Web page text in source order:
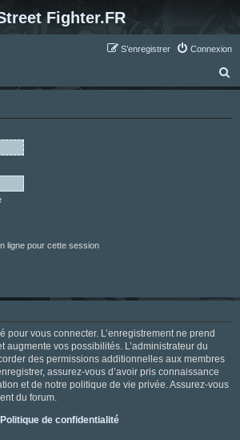
Fighter.FR
Connexion
S’enregistrer
e
ligne pour cette session
pour vous connecter. L’enregistrement ne prend
augmente vos possibilités. L’administrateur du
des permissions additionnelles aux membres
assurez-vous d’avoir pris connaissance
et de notre politique de vie privée. Assurez-vous
du forum.
Politique de confidentialité